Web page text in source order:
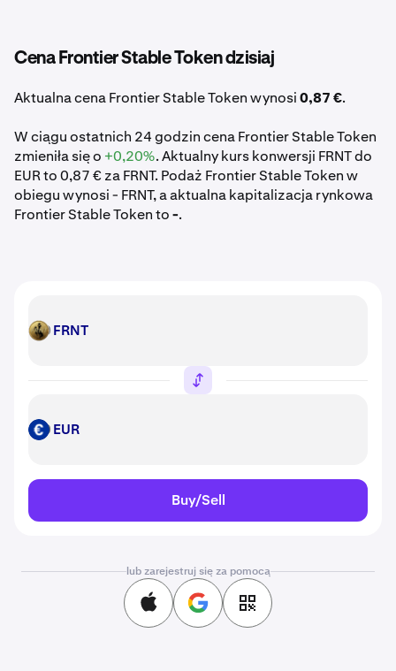
Cena Frontier Stable Token dzisiaj
Aktualna cena Frontier Stable Token wynosi0,87 €.
W ciągu ostatnich 24 godzin cena Frontier Stable Token
zmieniła się o +0,20%. Aktualny kurs konwersji FRNT do
EUR to 0,87 € za FRNT. Podaż Frontier Stable Token w
obiegu wynosi - FRNT, a aktualna kapitalizacja rynkowa
Frontier Stable Token to-.
FRNT FRNT
EUR EUR
Buy/Sell
lub zarejestruj się za pomocą